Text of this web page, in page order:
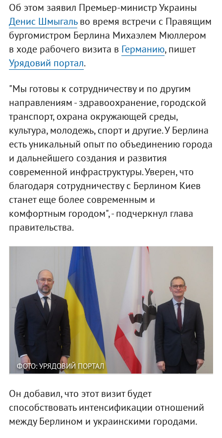
Об этом заявил Премьер-министр Украины
Денис Шмыгальво время встречи с Правящим
бургомистром Берлина Михаэлем Мюллером
в ходе рабочего визита в Германию, пишет
Урядовий портал.
"Мы готовы к сотрудничеству и по другим
направлениям - здравоохранение, городской
транспорт, охрана окружающей среды,
культура, молодежь, спорт и другие. У Берлина
есть уникальный опыт по объединению города
и дальнейшего создания и развития
современной инфраструктуры. Уверен, что
благодаря сотрудничеству с Берлином Киев
станет еще более современным и
комфортным городом", - подчеркнул глава
правительства.
ФОТО: УРЯДОВИЙ ПОРТАЛ
Он добавил, что этот визит будет
способствовать интенсификации отношений
между Берлином и украинскими городами.